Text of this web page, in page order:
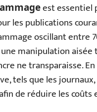
est essentiel
les publications
oscillant entre
manipulation
ne transparaisse.
tels que les
de réduire les